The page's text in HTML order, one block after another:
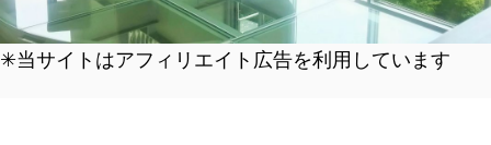
✳︎当サイトはアフィリエイト広告を利用しています